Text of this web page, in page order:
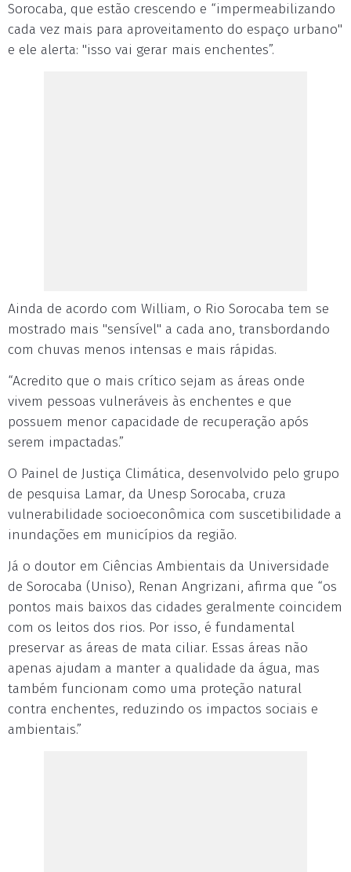
Sorocaba, que estão crescendo e “impermeabilizando
cada vez mais para aproveitamento do espaço urbano"
e ele alerta: "isso vai gerar mais enchentes”.
Ainda de acordo com William, o Rio Sorocaba tem se
mostrado mais "sensível" a cada ano, transbordando
com chuvas menos intensas e mais rápidas.
“Acredito que o mais crítico sejam as áreas onde
vivem pessoas vulneráveis às enchentes e que
possuem menor capacidade de recuperação após
serem impactadas.”
O Painel de Justiça Climática, desenvolvido pelo grupo
de pesquisa Lamar, da Unesp Sorocaba, cruza
vulnerabilidade socioeconômica com suscetibilidade a
inundações em municípios da região.
Já o doutor em Ciências Ambientais da Universidade
de Sorocaba (Uniso), Renan Angrizani, afirma que “os
pontos mais baixos das cidades geralmente coincidem
com os leitos dos rios. Por isso, é fundamental
preservar as áreas de mata ciliar. Essas áreas não
apenas ajudam a manter a qualidade da água, mas
também funcionam como uma proteção natural
contra enchentes, reduzindo os impactos sociais e
ambientais.”